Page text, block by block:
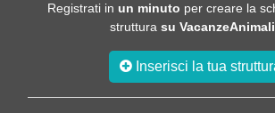
Registrati in un minuto per creare la
struttura su
Inserisci la tua